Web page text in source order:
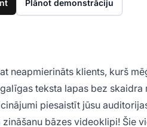
Plānot demonstrāciju
neapmierināts klients, kurš
teksta lapas bez skaidra
piesaistīt jūsu
bāzes videoklipi! Šie